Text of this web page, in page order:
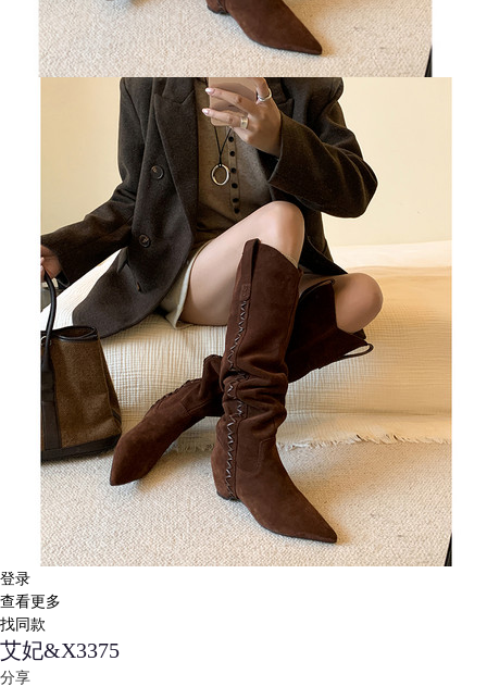
登录
查看更多
找同款
艾妃&X3375
分享